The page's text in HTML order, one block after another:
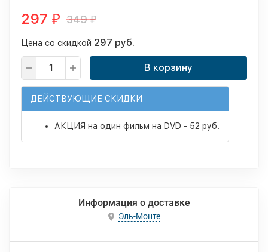
297 ₽ 349₽
Цена со скидкой 297 руб.
В корзину
ДЕЙСТВУЮЩИЕ СКИДКИ
АКЦИЯ на один фильм на DVD - 52 руб.
Информация о доставке
Эль-Монте